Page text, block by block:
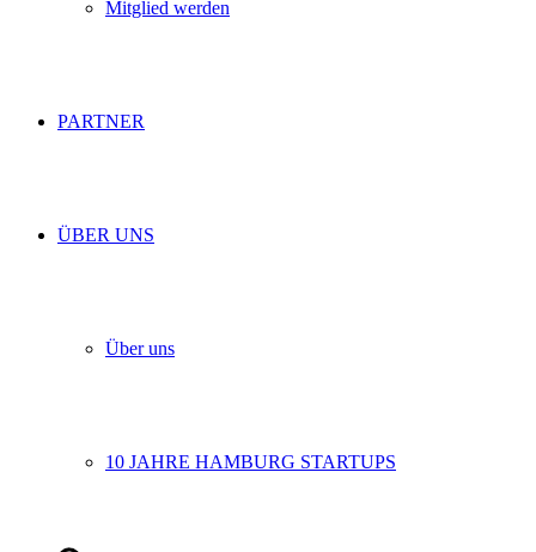
Mitglied werden
PARTNER
ÜBER UNS
Über uns
10 JAHRE HAMBURG STARTUPS